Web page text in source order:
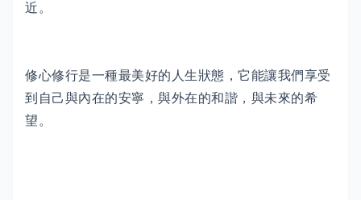
近。
修心修行是一種最美好的人生狀態，它能讓我們享受
到自己與內在的安寧，與外在的和諧，與未來的希
望。